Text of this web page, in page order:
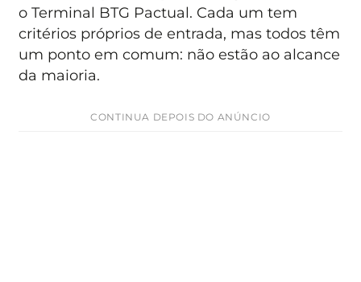
o Terminal BTG Pactual. Cada um tem
critérios próprios de entrada, mas todos têm
um ponto em comum: não estão ao alcance
da maioria.
CONTINUA DEPOIS DO ANÚNCIO